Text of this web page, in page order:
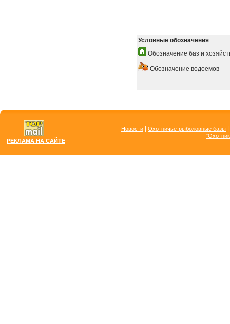
Условные обозначения
Обозначение баз и
Обозначение водоемов
РЕКЛАМА НА САЙТЕ
Новости Охотничье-рыболовные базы